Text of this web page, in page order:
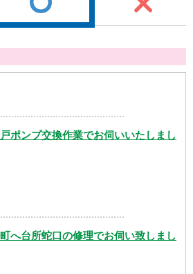
ポンプ交換作業でお伺いいたしまし
へ台所蛇口の修理でお伺い致しまし